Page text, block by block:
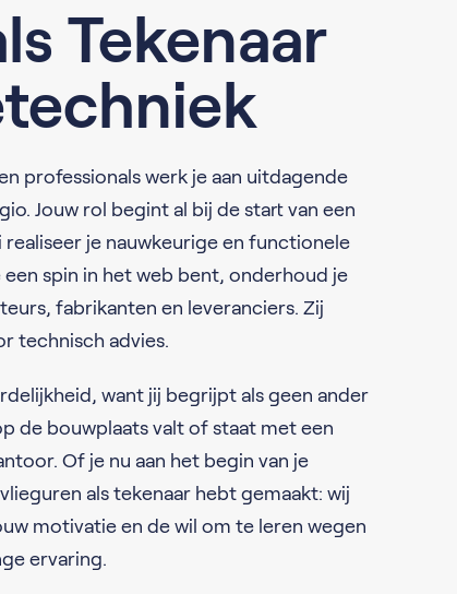
Tekenaar
professionals werk je aan uitdagende
Jouw rol begint al bij de start van een
je nauwkeurige en functionele
spin in het web bent, onderhoud je
fabrikanten en leveranciers. Zij
technisch advies.
want jij begrijpt als geen ander
de bouwplaats valt of staat met een
Of je nu aan het begin van je
als tekenaar hebt gemaakt: wij
motivatie en de wil om te leren wegen
ervaring.